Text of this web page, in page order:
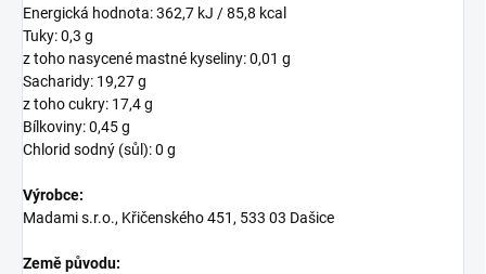
Energická hodnota: 362,7 kJ / 85,8 kcal
Tuky: 0,3 g
z toho nasycené mastné kyseliny: 0,01 g
Sacharidy: 19,27 g
z toho cukry: 17,4 g
Bílkoviny: 0,45 g
Chlorid sodný (sůl): 0 g
Výrobce:
Madami s.r.o., Křičenského 451, 533 03 Dašice
Země původu: